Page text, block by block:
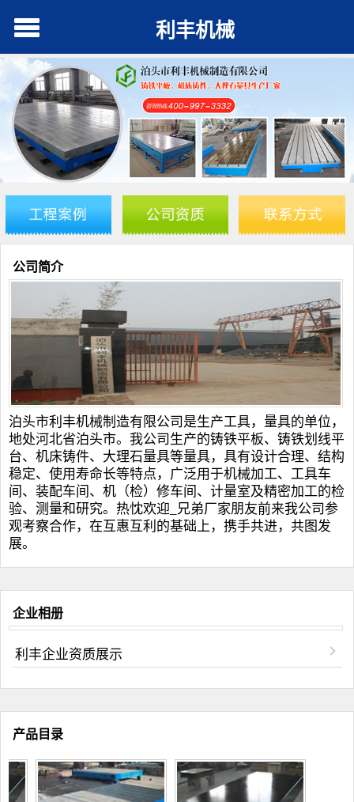
利丰机械
公司简介
泊头市利丰机械制造有限公司是生产工具，量具的单位，
地处河北省泊头市。我公司生产的铸铁平板、 铸铁划线平
台、 机床铸件、 大理石量具等量具，具有设计合理、结构
稳定、使用寿命长等特点，广泛用于机械加工、工具车
间、装配车间、机（检）修车间、计量室及精密加工的检
验、测量和研究。热忱欢迎_兄弟厂家朋友前来我公司参
观考察合作，在互惠互利的基础上，携手共进，共图发
展。
企业相册
利丰企业资质展示
产品目录